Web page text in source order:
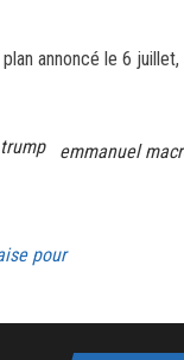
annoncé le 6
emmanuel
pour